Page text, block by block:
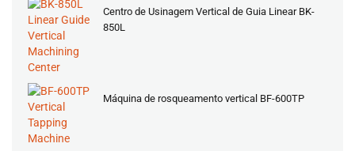
Centro de Usinagem Vertical de Guia Linear BK-
850L
Máquina de rosqueamento vertical BF-600TP